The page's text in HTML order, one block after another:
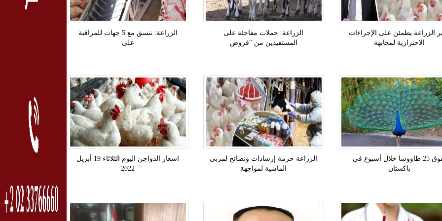
الزراعة: ننسق مع 5 جهات للمراقبة
على
الزراعة: حملات مفاجئة على
المستفيدين من "قروض
الزراعة يطمئن على الإجراءات
الاحترازية لمجابهة
اسعار الدواجن اليوم الثلاثاء 19 أبريل
2022
الزراعة حزمة إرشادات ونصائح لمربى
الماشية لمواجهة
نفوق 25 طاووسا خلال أسبوع في
باكستان